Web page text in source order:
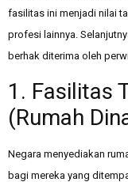
fasilitas ini menjadi nilai
profesi lainnya.
berhak diterima oleh
1. Fasilitas
(Rumah
Negara menyediakan
bagi mereka yang